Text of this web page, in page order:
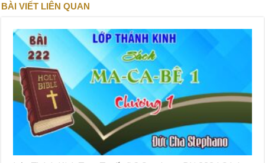
BÀI VIẾT LIÊN QUAN